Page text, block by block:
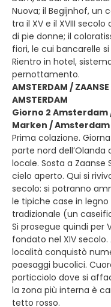
Nuova; il Begijnhof, un
tra il XV e il XVIII
di pie donne; il
fiori, le cui bancarelle
Rientro in hotel,
pernottamento.
AMSTERDAM /
AMSTERDAM
Giorno 2 Amsterdam
Marken / Amsterdam
Prima colazione.
parte nord
locale. Sosta a Zaanse
cielo aperto. Qui si
secolo: si potranno
le tipiche case in
tradizionale (un
Si prosegue quindi per
fondato nel XIV secolo.
località conquistò
paesaggi bucolici.
porticciolo dove si
la zona più interna è
tetto rosso.